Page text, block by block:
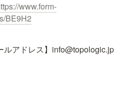
www.form-
BE9H2
ルアドレス】info@topologic.jp